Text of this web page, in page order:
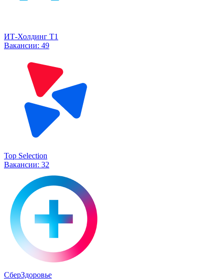
ИТ-Холдинг Т1
Вакансии: 49
Top Selection
Вакансии: 32
СберЗдоровье